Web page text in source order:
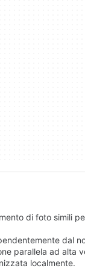
di foto simili
dal
parallela ad alta
localmente.